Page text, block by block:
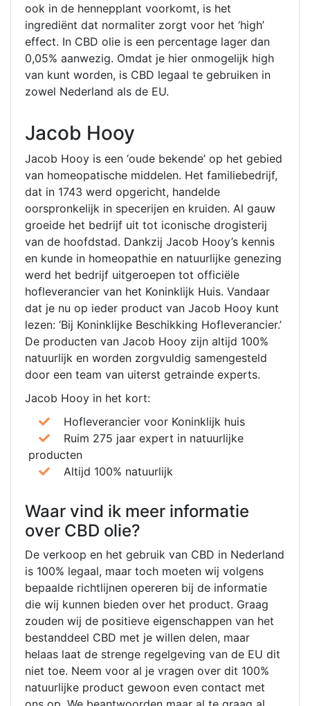
ook in de hennepplant voorkomt, is het
ingrediënt dat normaliter zorgt voor het ‘high’
effect. In CBD olie is een percentage lager dan
0,05% aanwezig. Omdat je hier onmogelijk high
van kunt worden, is CBD legaal te gebruiken in
zowel Nederland als de EU.
Jacob Hooy
Jacob Hooy is een ‘oude bekende’ op het gebied
van homeopatische middelen. Het familiebedrijf,
dat in 1743 werd opgericht, handelde
oorspronkelijk in specerijen en kruiden. Al gauw
groeide het bedrijf uit tot iconische drogisterij
van de hoofdstad. Dankzij Jacob Hooy’s kennis
en kunde in homeopathie en natuurlijke genezing
werd het bedrijf uitgeroepen tot officiële
hofleverancier van het Koninklijk Huis. Vandaar
dat je nu op ieder product van Jacob Hooy kunt
lezen: ‘Bij Koninklijke Beschikking Hofleverancier.’
De producten van Jacob Hooy zijn altijd 100%
natuurlijk en worden zorgvuldig samengesteld
door een team van uiterst getrainde experts.
Jacob Hooy in het kort:
Hofleverancier voor Koninklijk huis
Ruim 275 jaar expert in natuurlijke
producten
Altijd 100% natuurlijk
Waar vind ik meer informatie
over CBD olie?
De verkoop en het gebruik van CBD in Nederland
is 100% legaal, maar toch moeten wij volgens
bepaalde richtlijnen opereren bij de informatie
die wij kunnen bieden over het product. Graag
zouden wij de positieve eigenschappen van het
bestanddeel CBD met je willen delen, maar
helaas laat de strenge regelgeving van de EU dit
niet toe. Neem voor al je vragen over dit 100%
natuurlijke product gewoon even contact met